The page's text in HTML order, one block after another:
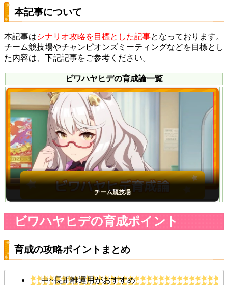
本記事について
本記事はシナリオ攻略を目標とした記事となっております。
チーム競技場やチャンピオンズミーティングなどを目標とし
た内容は、下記記事をご参考ください。
ビワハヤヒデの育成論一覧
チーム競技場
ビワハヤヒデの育成ポイント
育成の攻略ポイントまとめ
中~長距離運用がおすすめ